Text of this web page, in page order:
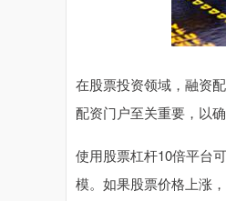
在股票投资领域，融资
配资门户至关重要，以
使用股票杠杆10倍平台
模。如果股票价格上涨